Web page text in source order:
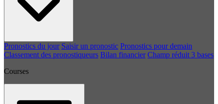
Pronostics du jour Saisir un pronostic Pronostics pour demain
Classement des pronostiqueurs Bilan financier Champ réduit 3 bases
Courses